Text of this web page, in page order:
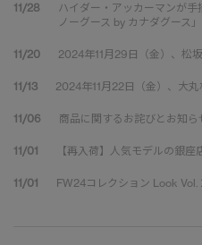
11/28
ハイダー・アッカーマンが
ノーグース by カナダグース
11/20 2024年11月29日（金）、松
11/13 2024年11月22日（金）、大
11/06 商品に関するお詫びとお知ら
11/01 【再入荷】人気モデルの銀座
11/01 FW24コレクション Look Vol.